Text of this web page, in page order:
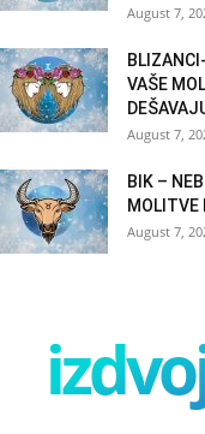
August 7,
VAŠE
August 7,
BIK –
MOLITVE
August 7,